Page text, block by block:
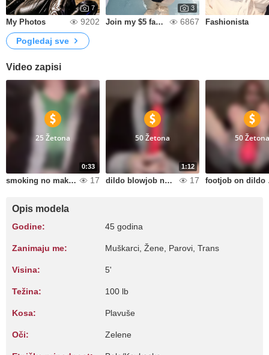
7
My Photos 9202
3
Join my $5 fansly ! Or higher tier 🔥 6867 Fashionista
Pogledaj sve
Video zapisi
0:33
25 Žetona
smoking no makeup 17
1:12
50 Žetona
dildo blowjob no makeup 17
50 Žetona
Opis modela
Godine: 45 godina
Zanimaju me: Muškarci, Žene, Parovi, Trans
Visina: 5'
Težina: 100 lb
Kosa: Plavuše
Oči: Zelene